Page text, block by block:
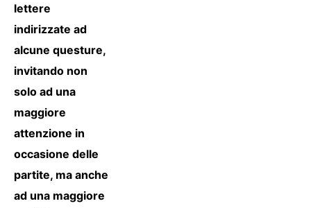
lettere
indirizzate ad
alcune questure,
invitando non
solo ad una
maggiore
attenzione in
occasione delle
partite, ma anche
ad una maggiore